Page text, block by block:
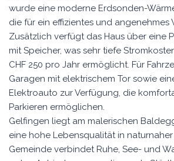
wurde eine moderne Erdsonden-
die für ein effizientes und angenehmes
Zusätzlich verfügt das Haus über eine
mit Speicher, was sehr tiefe
CHF 250 pro Jahr ermöglicht. Für
Garagen mit elektrischem Tor sowie
Elektroauto zur Verfügung, die
Parkieren ermöglichen.
Gelfingen liegt am malerischen
eine hohe Lebensqualität in
Gemeinde verbindet Ruhe, See- und